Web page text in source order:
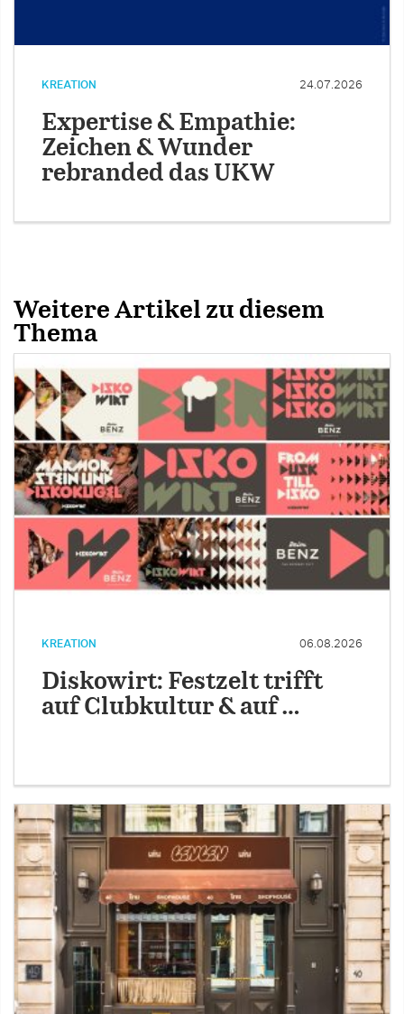
KREATION 24.07.2026
Expertise & Empathie:
Zeichen & Wunder
rebranded das UKW
Weitere Artikel zu diesem
Thema
KREATION 06.08.2026
Diskowirt: Festzelt trifft
auf Clubkultur & auf …